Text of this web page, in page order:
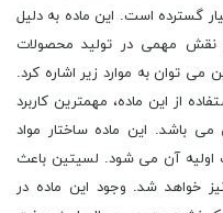
گسترده است. این ماده به دلیل
نقش مهمی در تولید محصولات
می توان به موارد زیر اشاره کرد.
از این ماده، مهمترین کاربرد
باشد. این ماده ساختار مواد
آن می شود. لسیتین باعث
خواهد شد. وجود این ماده در